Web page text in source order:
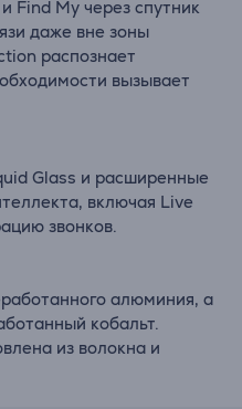
Find My через спутник
даже вне зоны
распознает
вызывает
Glass и расширенные
включая Live
звонков.
алюминия, а
кобальт.
из волокна и